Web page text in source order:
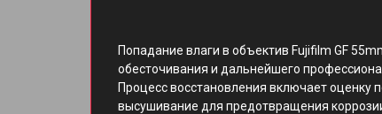
Попадание влаги в объектив Fujifilm GF
обесточивания и дальнейшего
Процесс восстановления включает оценку
высушивание для предотвращения